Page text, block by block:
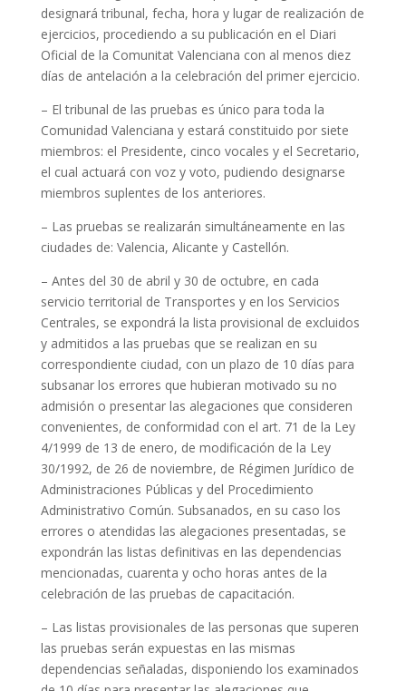
designará tribunal, fecha, hora y lugar de realización de
ejercicios, procediendo a su publicación en el Diari
Oficial de la Comunitat Valenciana con al menos diez
días de antelación a la celebración del primer ejercicio.
– El tribunal de las pruebas es único para toda la
Comunidad Valenciana y estará constituido por siete
miembros: el Presidente, cinco vocales y el Secretario,
el cual actuará con voz y voto, pudiendo designarse
miembros suplentes de los anteriores.
– Las pruebas se realizarán simultáneamente en las
ciudades de: Valencia, Alicante y Castellón.
– Antes del 30 de abril y 30 de octubre, en cada
servicio territorial de Transportes y en los Servicios
Centrales, se expondrá la lista provisional de excluidos
y admitidos a las pruebas que se realizan en su
correspondiente ciudad, con un plazo de 10 días para
subsanar los errores que hubieran motivado su no
admisión o presentar las alegaciones que consideren
convenientes, de conformidad con el art. 71 de la Ley
4/1999 de 13 de enero, de modificación de la Ley
30/1992, de 26 de noviembre, de Régimen Jurídico de
Administraciones Públicas y del Procedimiento
Administrativo Común. Subsanados, en su caso los
errores o atendidas las alegaciones presentadas, se
expondrán las listas definitivas en las dependencias
mencionadas, cuarenta y ocho horas antes de la
celebración de las pruebas de capacitación.
– Las listas provisionales de las personas que superen
las pruebas serán expuestas en las mismas
dependencias señaladas, disponiendo los examinados